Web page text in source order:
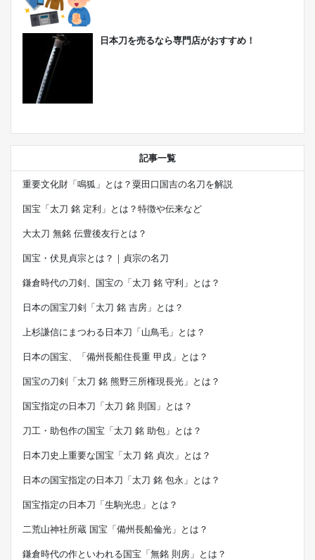
日本刀を売るなら専門店がおすすめ！
記事一覧
重要文化財「鳴狐」とは？粟田口国吉の名刀を解説
国宝「太刀 銘 定利」とは？特徴や伝来など
大太刀 無銘 伝豊後友行とは？
国宝・伏見貞宗とは？｜貞宗の名刀
鎌倉時代の刀剣、国宝の「太刀 銘 守利」とは？
日本の国宝刀剣「太刀 銘 吉房」とは？
上杉謙信にまつわる日本刀「山鳥毛」とは？
日本の国宝、「備州長船住長重 甲戌」とは？
国宝の刀剣「太刀 銘 熊野三所権現長光」とは？
国宝指定の日本刀「太刀 銘 則国」とは？
刀工・助包作の国宝「太刀 銘 助包」とは？
日本刀史上重要な国宝「太刀 銘 貞次」とは？
日本の国宝指定の日本刀「太刀 銘 包永」とは？
国宝指定の日本刀「生駒光忠」とは？
二荒山神社所蔵 国宝「備州長船倫光」とは？
鎌倉時代の作といわれる国宝「無銘 則房」とは？